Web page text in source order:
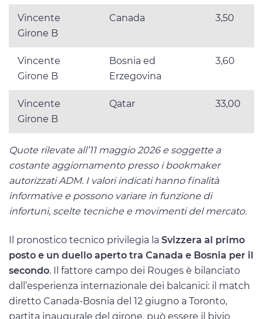
Vincente
Girone B
Canada 3,50
Vincente
Girone B
Bosnia ed
Erzegovina
3,60
Vincente
Girone B
Qatar 33,00
Quote rilevate all’11 maggio 2026 e soggette a
costante aggiornamento presso i bookmaker
autorizzati ADM. I valori indicati hanno finalità
informative e possono variare in funzione di
infortuni, scelte tecniche e movimenti del mercato.
Il pronostico tecnico privilegia la Svizzera al primo
posto e un duello aperto tra Canada e Bosnia per il
secondo. Il fattore campo dei Rouges è bilanciato
dall’esperienza internazionale dei balcanici: il match
diretto Canada-Bosnia del 12 giugno a Toronto,
partita inaugurale del girone, può essere il bivio